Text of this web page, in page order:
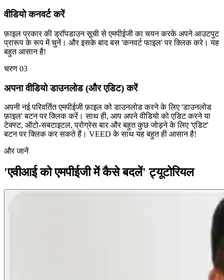
वीडियो कनवर्ट करें
फ़ाइल प्रकार की ड्रॉपडाउन सूची से एमपीईजी का चयन करके अपने आउटपुट
प्रारूप के रूप में चुनें। और इसके बाद बस 'कनवर्ट फाइल' पर क्लिक करे। यह
बहुत आसान है!
चरण 03
अपना वीडियो डाउनलोड (और एडिट) करें
अपनी नई परिवर्तित एमपीईजी फ़ाइल को डाउनलोड करने के लिए 'डाउनलोड
फ़ाइल' बटन पर क्लिक करें। साथ ही, आप अपने वीडियो को एडिट करने या
टेक्स्ट, ऑटो-सबटाइटल, प्रोग्रेस बार और बहुत कुछ जोड़ने के लिए 'एडिट'
बटन पर क्लिक कर सकते हैं। VEED के साथ यह बहुत ही आसान है!
और जानें
'एवीआई को एमपीईजी में कैसे बदलें' ट्यूटोरियल